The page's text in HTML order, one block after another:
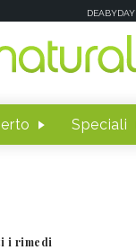
DEABYDAY
Speciali
i rimedi